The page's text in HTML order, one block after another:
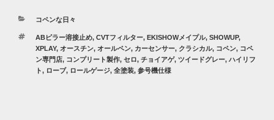
カ
ゴ
リ
ー
コペンな日々
タ
グ
ABピラー溶接止め, CVTフィルター, EKISHOWメイプル, SHOWUP,
XPLAY, オースチン, オールペン, カーセンサー, クラシカル, コペン, コペ
ン専門店, コンプリート製作, セロ, チョイアゲ, ツイードグレー, ハイリフ
ト, ローブ, ロールゲージ, 全塗装, 参号機仕様